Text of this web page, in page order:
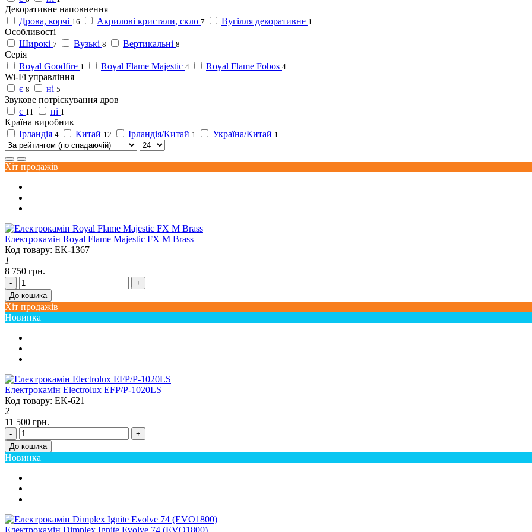
Декоративне наповнення
Дрова, корчі 16 Акрилові кристали, скло 7 Вугілля декоративне 1
Особливості
Широкі 7 Вузькі 8 Вертикальні 8
Серія
Royal Goodfire 1 Royal Flame Majestic 4 Royal Flame Fobos 4
Wi-Fi управління
є 8 ні 5
Звукове потріскування дров
є 11 ні 1
Країна виробник
Ірландія 4 Китай 12 Ірландія/Китай 1 Україна/Китай 1
Хіт продажів
Електрокамін Royal Flame Majestic FX M Brass
Код товару: EK-1367
1
8 750 грн.
-
+
До кошика
Хіт продажів
Новинка
Електрокамін Electrolux EFP/P-1020LS
Код товару: EK-621
2
11 500 грн.
-
+
До кошика
Новинка
Електрокамін Dimplex Ignite Evolve 74 (EVO1800)